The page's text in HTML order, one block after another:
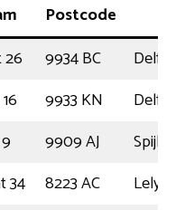
Postcode
26 9934 BC
Delfzijl
9933 KN
Delfzijl
9909 AJ
Spijk
34 8223 AC